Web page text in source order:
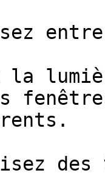
la
des